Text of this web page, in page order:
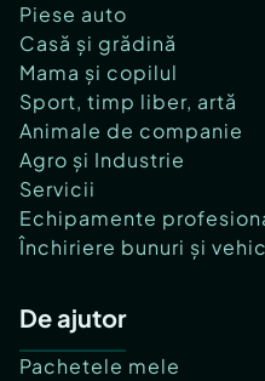
Piese auto
Casă și grădină
Mama și copilul
Sport, timp liber, artă
Animale de companie
Agro și Industrie
Servicii
Echipamente
Închiriere bunuri și
De ajutor
Pachetele mele